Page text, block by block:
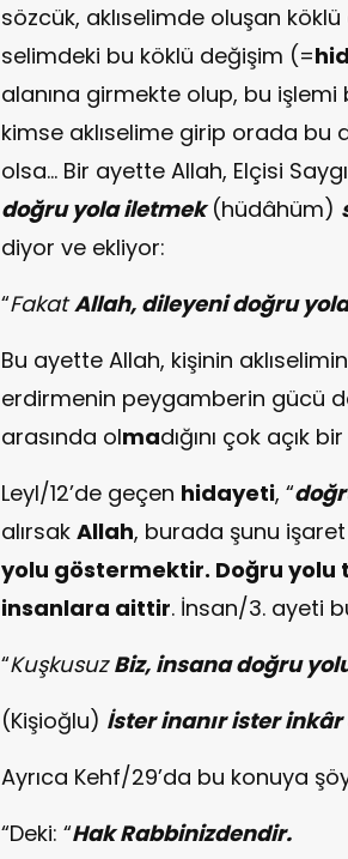
sözcük, aklıselimde oluşan
selimdeki bu köklü değişim (=
alanına girmekte olup, bu
kimse aklıselime girip orada
olsa… Bir ayette Allah, Elçisi
doğru yola iletmek (hüdâhüm)
diyor ve ekliyor:
“FakatAllah, dileyeni doğru
Bu ayette Allah, kişinin
erdirmenin peygamberin gücü
arasında olmadığını çok açık
Leyl/12’de geçen hidayeti, “
alırsak Allah, burada şunu
yolu göstermektir. Doğru
insanlara aittir. İnsan/3. ayeti
“KuşkusuzBiz, insana doğru
(Kişioğlu) İster inanır ister inkâr
Ayrıca Kehf/29’da bu konuya
“Deki: “Hak Rabbinizdendir.